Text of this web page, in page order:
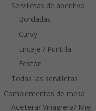
Servilletas de aperitivo
Bordadas
Curvy
Encaje / Puntilla
Festón
Todas las servilletas
Complementos de mesa
Aceitera/ Vinagrera/ Miel